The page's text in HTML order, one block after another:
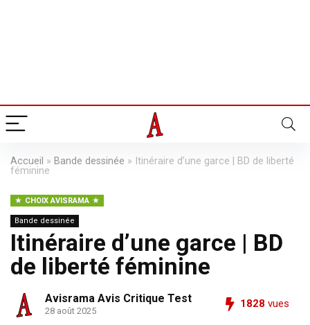
Accueil » Bande dessinée » Itinéraire d’une garce | BD de liberté
féminine
CHOIX AVISRAMA
Bande dessinée
Itinéraire d’une garce | BD
de liberté féminine
Avisrama Avis Critique Test
28 août 2025
1828 vues